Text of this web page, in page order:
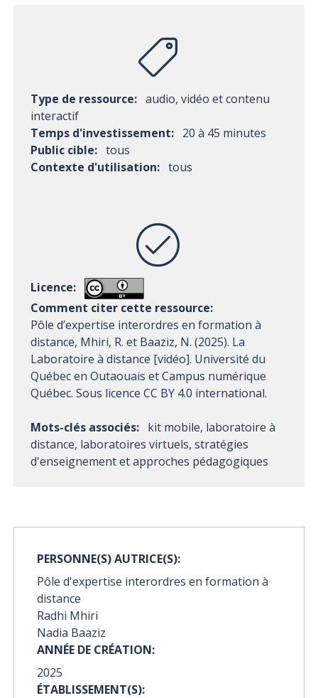
Type de ressource: audio, vidéo et contenu
interactif
Temps d'investissement: 20 à 45 minutes
Public cible: tous
Contexte d'utilisation: tous
Licence:
Comment citer cette ressource:
Pôle d’expertise interordres en formation à
distance, Mhiri, R. et Baaziz, N. (2025). La
Laboratoire à distance [vidéo]. Université du
Québec en Outaouais et Campus numérique
Québec. Sous licence CC BY 4.0 international.
Mots-clés associés: kit mobile, laboratoire à
distance, laboratoires virtuels, stratégies
d'enseignement et approches pédagogiques
PERSONNE(S) AUTRICE(S):
Pôle d'expertise interordres en formation à
distance
Radhi Mhiri
Nadia Baaziz
ANNÉE DE CRÉATION:
2025
ÉTABLISSEMENT(S):